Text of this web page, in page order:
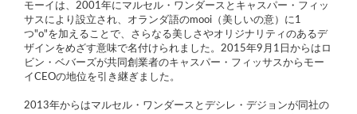
モーイは、2001年にマルセル・ワンダースとキャスパー・フィッ
サスにより設立され、オランダ語のmooi（美しいの意）に1
つ"o"を加えることで、さらなる美しさやオリジナリティのあるデ
ザインをめざす意味で名付けられました。2015年9月1日からはロ
ビン・ベバーズが共同創業者のキャスパー・フィッサスからモー
イCEOの地位を引き継ぎました。
2013年からはマルセル・ワンダースとデシレ・デジョンが同社の